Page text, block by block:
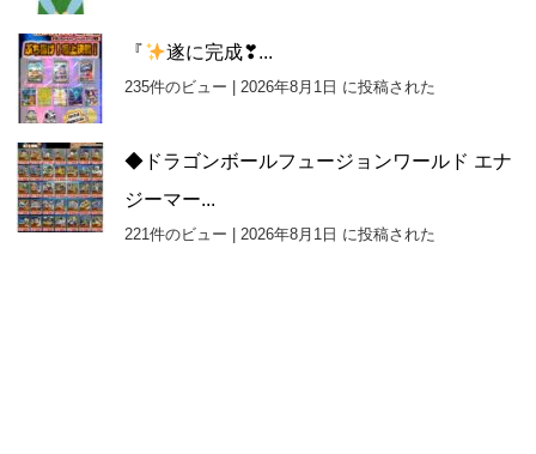
『 遂に完成❣...
235件のビュー |2026年8月1日 に投稿された
◆ドラゴンボールフュージョンワールド エナ
ジーマー...
221件のビュー |2026年8月1日 に投稿された